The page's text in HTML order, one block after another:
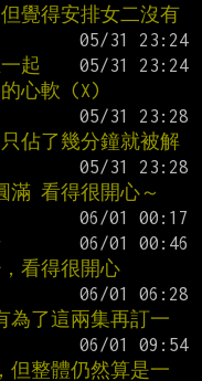
覺得安排女二沒有
起
心軟 (X)
佔了幾分鐘就被解
滿 看得很開心～
看得很開心
為了這兩集再訂一
但整體仍然算是一